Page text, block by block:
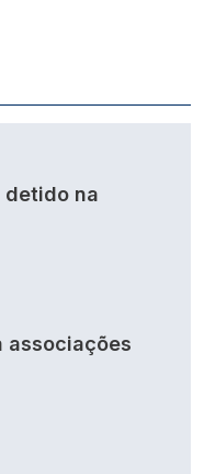
detido na
associações